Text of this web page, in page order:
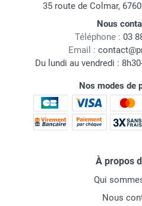
35 route de Colmar,
Nous
Téléphone : 03
Email :
Du lundi au vendredi :
Nos modes de
À propos
Qui
Nous